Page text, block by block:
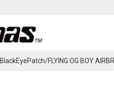
BlackEyePatch/FLYING OG BOY